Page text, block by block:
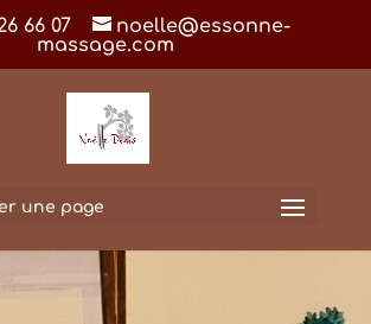
66 07
noelle@essonne-
massage.com
une page